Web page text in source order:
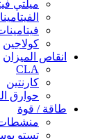
ميلتي
كولاجين
انقاص الميزان
CLA
كارنتين
حوارق
طاقة / قوة
منشطات
تستو